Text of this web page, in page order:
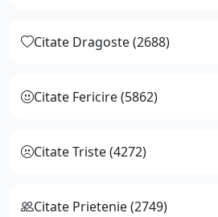
Citate Dragoste (2688)
Citate Fericire (5862)
Citate Triste (4272)
Citate Prietenie (2749)